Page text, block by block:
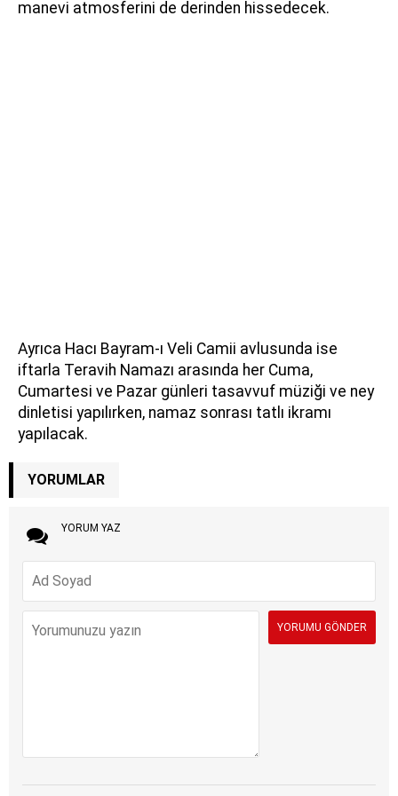
manevi atmosferini de derinden hissedecek.
Ayrıca Hacı Bayram-ı Veli Camii avlusunda ise
iftarla Teravih Namazı arasında her Cuma,
Cumartesi ve Pazar günleri tasavvuf müziği ve ney
dinletisi yapılırken, namaz sonrası tatlı ikramı
yapılacak.
YORUMLAR
YORUM YAZ